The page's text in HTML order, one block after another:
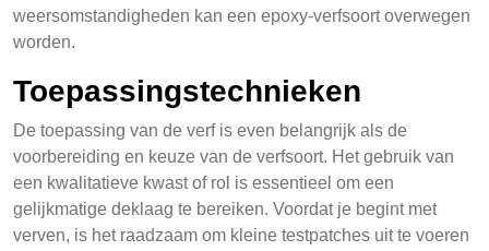
weersomstandigheden kan een epoxy-verfsoort overwegen
worden.
Toepassingstechnieken
De toepassing van de verf is even belangrijk als de
voorbereiding en keuze van de verfsoort. Het gebruik van
een kwalitatieve kwast of rol is essentieel om een
gelijkmatige deklaag te bereiken. Voordat je begint met
verven, is het raadzaam om kleine testpatches uit te voeren